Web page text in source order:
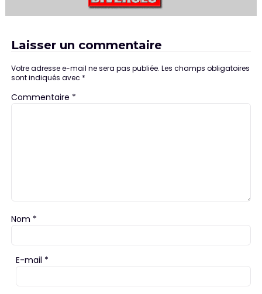
Laisser un commentaire
Votre adresse e-mail ne sera pas publiée. Les champs obligatoires
sont indiqués avec *
Commentaire *
Nom *
E-mail *